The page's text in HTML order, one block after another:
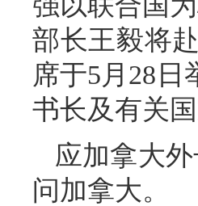
部长王毅将
席于5月28日
书长及有关
应加拿大
问加拿大。